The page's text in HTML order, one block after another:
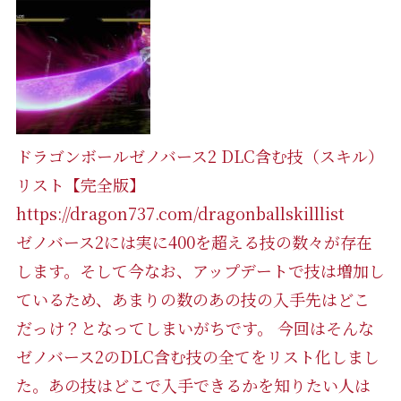
ドラゴンボールゼノバース2 DLC含む技（スキル）
リスト【完全版】
https://dragon737.com/dragonballskilllist
ゼノバース2には実に400を超える技の数々が存在
します。そして今なお、アップデートで技は増加し
ているため、あまりの数のあの技の入手先はどこ
だっけ？となってしまいがちです。 今回はそんな
ゼノバース2のDLC含む技の全てをリスト化しまし
た。あの技はどこで入手できるかを知りたい人は